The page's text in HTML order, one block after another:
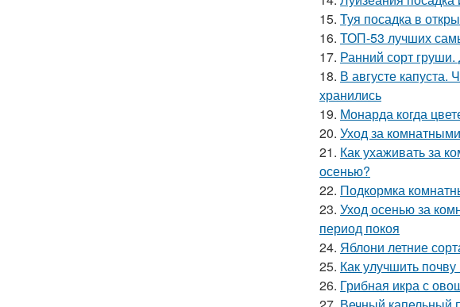
15. Туя посадка в
16. ТОП-53 лучших
17. Ранний сорт
18. В августе
хранились
19. Монарда когда
20. Уход за
21. Как ухаживать за
осенью?
22. Подкормка
23. Уход осенью за
период покоя
24. Яблони летние
25. Как улучшить
26. Грибная икра с